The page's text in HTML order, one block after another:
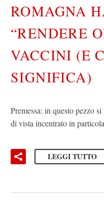
ROMAGNA
“RENDERE
VACCINI (E
SIGNIFICA)
Premessa: in questo pezzo
di vista incentrato in
LEGGI TUTTO